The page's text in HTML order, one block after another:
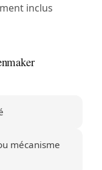
inclus
mécanisme